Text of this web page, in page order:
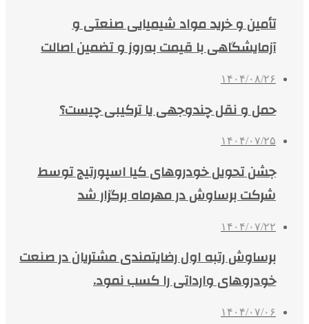
تأمین و خرید مواد شیمیایی صنعتی و
آزمایشگاهی با قیمت به‌روز و تضمین اصالت
۱۴۰۴/۰۸/۲۶
حمل و نقل چندوجهی یا ترکیبی چیست؟
۱۴۰۴/۰۷/۲۵
جشن تحویل خودروهای کیا اسپورتیج توسط
شرکت برساوش در مهرماه برگزار شد
۱۴۰۴/۰۷/۲۲
برساوش رتبه اول رضایتمندی مشتریان در صنعت
خودروهای وارداتی را کسب نمود.
۱۴۰۴/۰۷/۰۶